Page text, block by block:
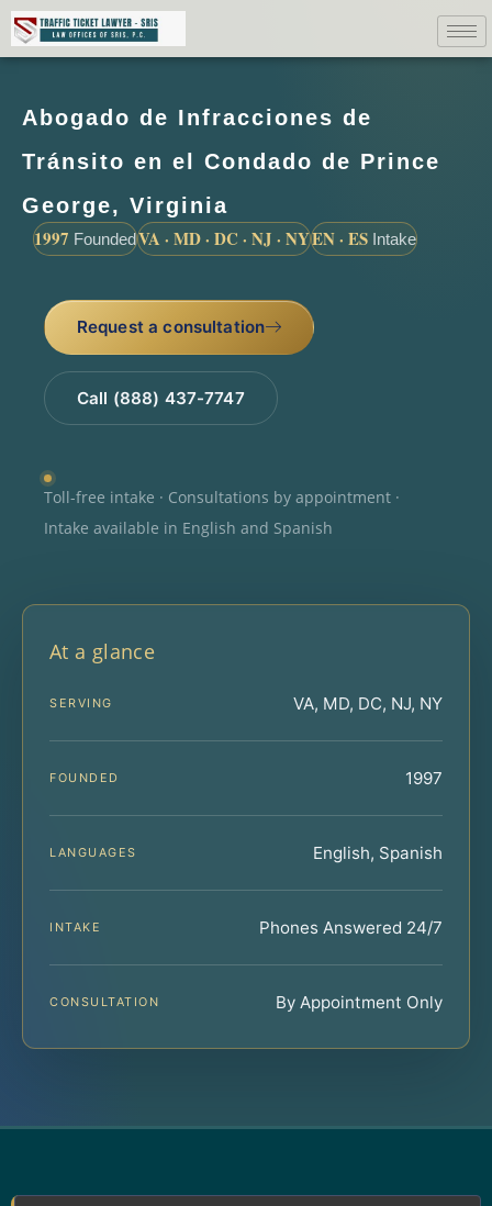
Abogado de Infracciones de
Tránsito en el Condado de Prince
George, Virginia
1997 FoundedVA · MD · DC · NJ · NYEN · ES Intake
Request a consultation
Call (888) 437-7747
Toll-free intake · Consultations by appointment ·
Intake available in English and Spanish
At a glance
SERVING VA, MD, DC, NJ, NY
FOUNDED 1997
LANGUAGES English, Spanish
INTAKE Phones Answered 24/7
CONSULTATION By Appointment Only